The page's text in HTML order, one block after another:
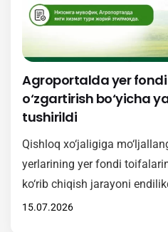
o‘zgartirishga…
Agroportalda yer
o‘zgartirish bo‘yicha
tushirildi
Qishloq xo‘jaligiga
yerlarining yer fondi
ko‘rib chiqish jarayoni
amalga oshiriladi. Mazkur
15.07.2026